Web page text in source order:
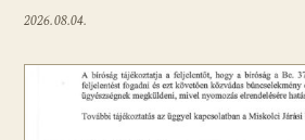
2026.08.04.